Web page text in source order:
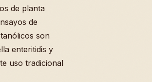
de planta
de
son
enteritidis y
uso tradicional